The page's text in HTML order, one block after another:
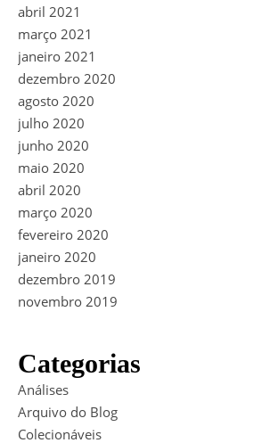
abril 2021
março 2021
janeiro 2021
dezembro 2020
agosto 2020
julho 2020
junho 2020
maio 2020
abril 2020
março 2020
fevereiro 2020
janeiro 2020
dezembro 2019
novembro 2019
Categorias
Análises
Arquivo do Blog
Colecionáveis